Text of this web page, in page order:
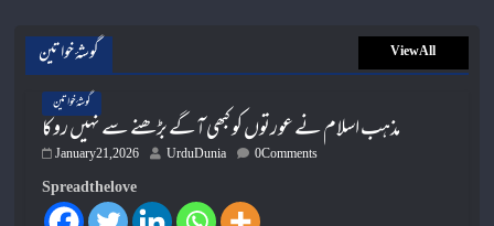
گوشۂ خواتین View All
گوشۂ خواتین
مذہب اسلام نے عورتوں کو کبھی آگے بڑھنے سے نہیں روکا
January 21, 2026 UrduDunia 0 Comments
Spread the love